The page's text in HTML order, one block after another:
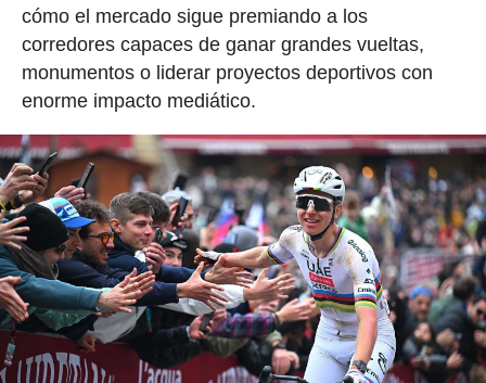
cómo el mercado sigue premiando a los
corredores capaces de ganar grandes vueltas,
monumentos o liderar proyectos deportivos con
enorme impacto mediático.